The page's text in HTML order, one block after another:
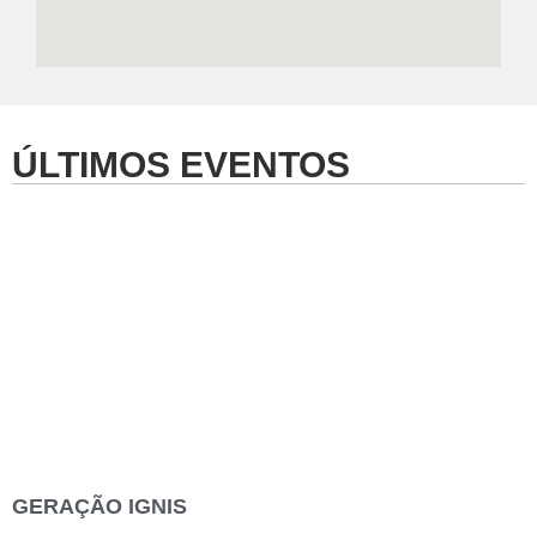
ÚLTIMOS EVENTOS
GERAÇÃO IGNIS